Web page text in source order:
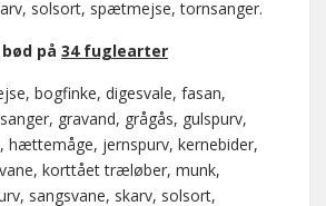
solsort, spætmejse, tornsanger.
bød på 34 fuglearter
bogfinke, digesvale, fasan,
gravand, grågås, gulspurv,
hættemåge, jernspurv, kernebider,
korttået træløber, munk,
sangsvane, skarv, solsort,